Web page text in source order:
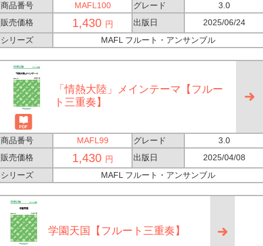
商品番号 MAFL100 グレード
3.0
販売価格
1,430 円 出版日
2025/06/24
シリーズ
MAFL フルート・アンサンブル
「情熱大陸」メインテーマ【フルー
ト三重奏】
商品番号 MAFL99 グレード
3.0
販売価格
1,430 円 出版日
2025/04/08
シリーズ
MAFL フルート・アンサンブル
学園天国【フルート三重奏】